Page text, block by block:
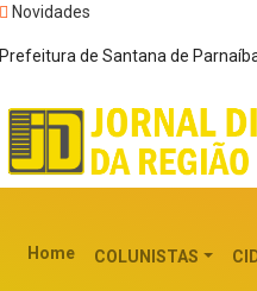
Novidades
Prefeitura de Santana de
Home COLUNISTAS